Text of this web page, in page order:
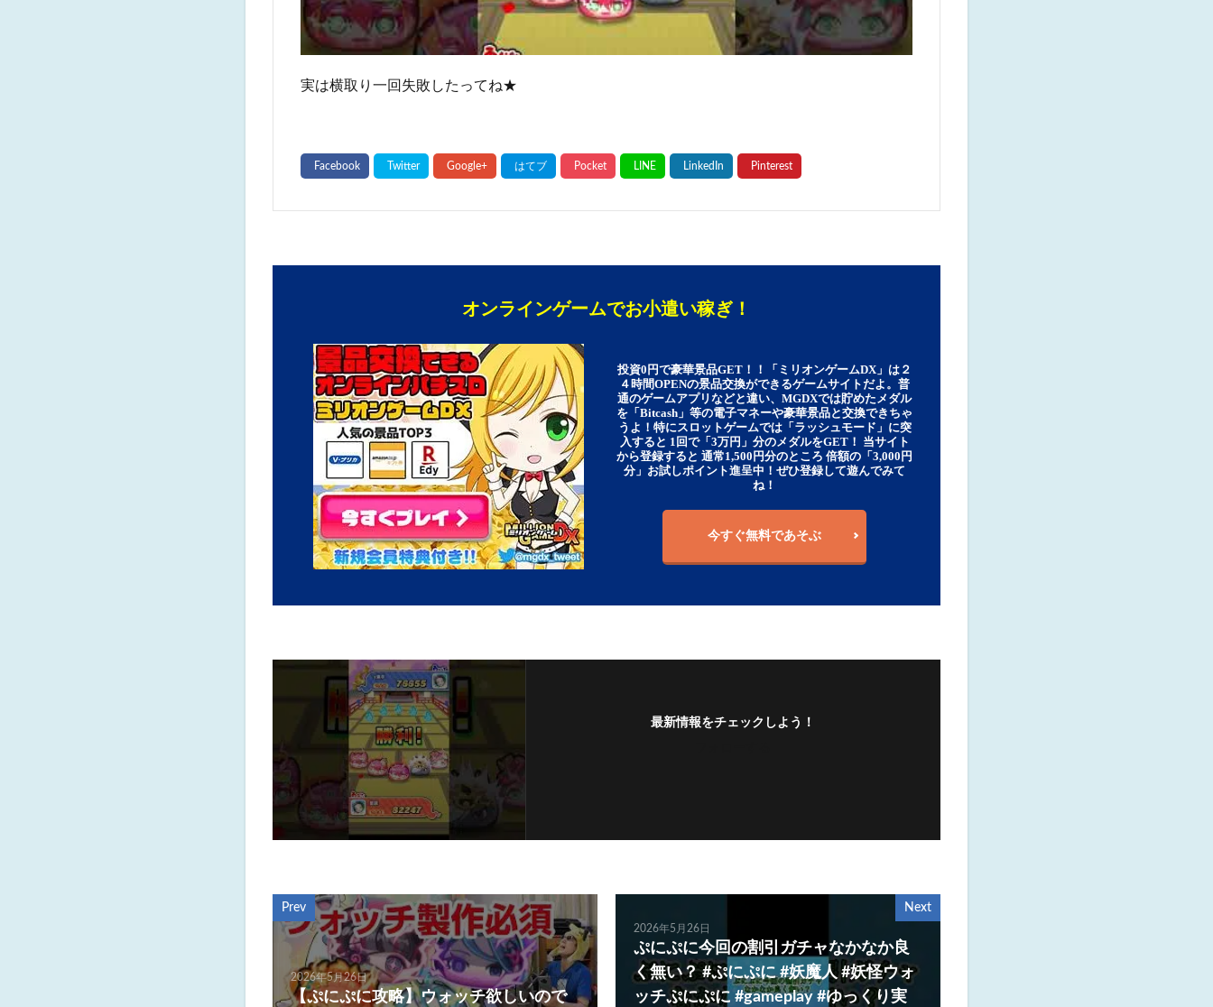
実は横取り一回失敗したってね★
オンラインゲームでお小遣い稼ぎ！
投資0円で豪華景品GET！！「ミリオンゲームDX」は２
４時間OPENの景品交換ができるゲームサイトだよ。普
通のゲームアプリなどと違い、MGDXでは貯めたメダル
を「Bitcash」等の電子マネーや豪華景品と交換できちゃ
うよ！特にスロットゲームでは「ラッシュモード」に突
入すると 1回で「3万円」分のメダルをGET！ 当サイト
から登録すると 通常1,500円分のところ 倍額の「3,000円
分」お試しポイント進呈中！ぜひ登録して遊んでみて
ね！
今すぐ無料であそぶ
最新情報をチェックしよう！
Prev
2026年5月26日
【ぷにぷに攻略】ウォッチ欲しいので
Next
2026年5月26日
ぷにぷに今回の割引ガチャなかなか良
く無い？ #ぷにぷに #妖魔人 #妖怪ウォ
ッチぷにぷに #gameplay #ゆっくり実